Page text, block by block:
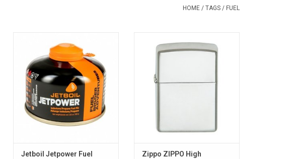
HOME / TAGS / FUEL
performance mix van propaan- en
isobutaangas. Propaangas zorgt
voor efficiëntie bij koude
temperaturen, het isobutaangas
zorgt voor een gelijke verdeling
van de druk
TOEVOEGEN AAN WINKELWAGEN
Jetboil Jetpower Fuel
Zippo. Levenslange garantie zie
TOEVOEGEN AAN WINKELWAGEN
Zippo ZIPPO High